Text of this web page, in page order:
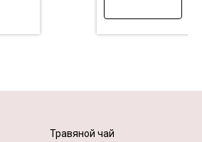
Травяной чай